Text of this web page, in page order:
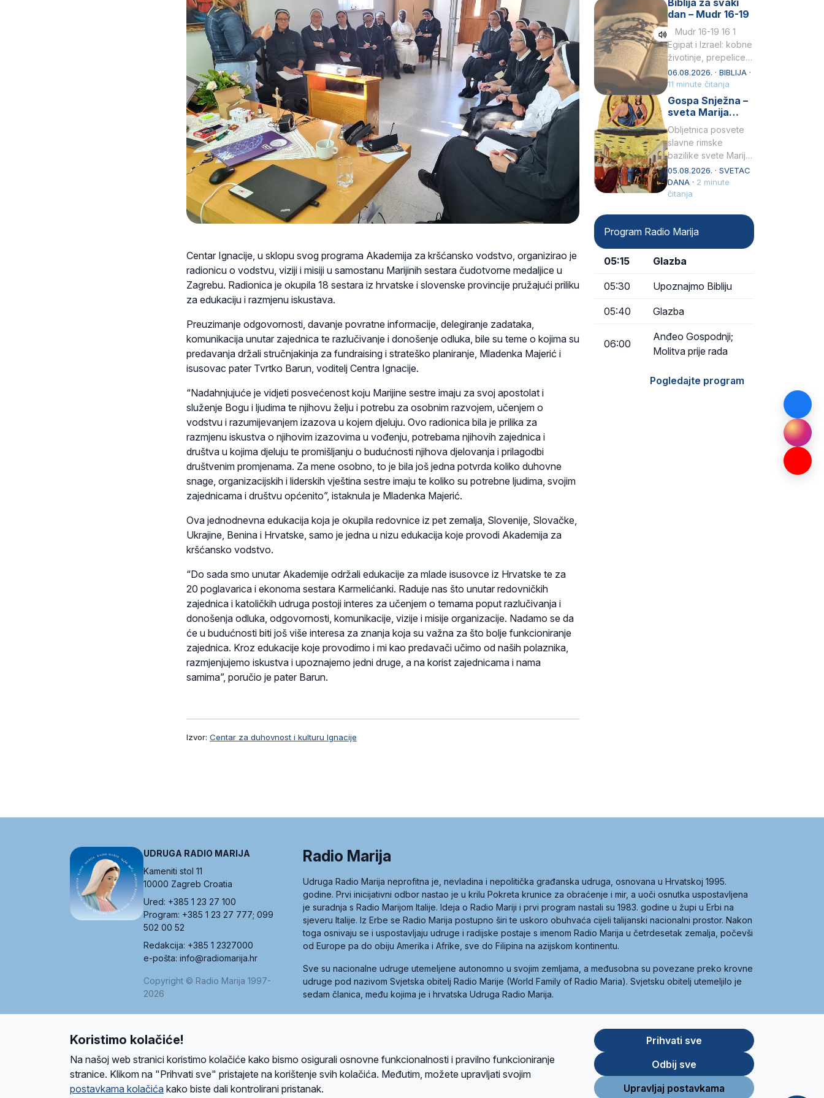
Centar Ignacije, u sklopu svog programa Akademija za kršćansko vodstvo, organizirao je
radionicu o vodstvu, viziji i misiji u samostanu Marijinih sestara čudotvorne medaljice u
Zagrebu. Radionica je okupila 18 sestara iz hrvatske i slovenske provincije pružajući priliku
za edukaciju i razmjenu iskustava.
Preuzimanje odgovornosti, davanje povratne informacije, delegiranje zadataka,
komunikacija unutar zajednica te razlučivanje i donošenje odluka, bile su teme o kojima su
predavanja držali stručnjakinja za fundraising i strateško planiranje, Mladenka Majerić i
isusovac pater Tvrtko Barun, voditelj Centra Ignacije.
“Nadahnjujuće je vidjeti posvećenost koju Marijine sestre imaju za svoj apostolat i
služenje Bogu i ljudima te njihovu želju i potrebu za osobnim razvojem, učenjem o
vodstvu i razumijevanjem izazova u kojem djeluju. Ovo radionica bila je prilika za
razmjenu iskustva o njihovim izazovima u vođenju, potrebama njihovih zajednica i
društva u kojima djeluju te promišljanju o budućnosti njihova djelovanja i prilagodbi
društvenim promjenama. Za mene osobno, to je bila još jedna potvrda koliko duhovne
snage, organizacijskih i liderskih vještina sestre imaju te koliko su potrebne ljudima, svojim
zajednicama i društvu općenito”, istaknula je Mladenka Majerić.
Ova jednodnevna edukacija koja je okupila redovnice iz pet zemalja, Slovenije, Slovačke,
Ukrajine, Benina i Hrvatske, samo je jedna u nizu edukacija koje provodi Akademija za
kršćansko vodstvo.
“Do sada smo unutar Akademije održali edukacije za mlade isusovce iz Hrvatske te za
20 poglavarica i ekonoma sestara Karmelićanki. Raduje nas što unutar redovničkih
zajednica i katoličkih udruga postoji interes za učenjem o temama poput razlučivanja i
donošenja odluka, odgovornosti, komunikacije, vizije i misije organizacije. Nadamo se da
će u budućnosti biti još više interesa za znanja koja su važna za što bolje funkcioniranje
zajednica. Kroz edukacije koje provodimo i mi kao predavači učimo od naših polaznika,
razmjenjujemo iskustva i upoznajemo jedni druge, a na korist zajednicama i nama
samima”, poručio je pater Barun.
Izvor: Centar za duhovnost i kulturu Ignacije
Petar u svojoj
drugoj…
Biblija za svaki
dan – Mudr 16-19
Mudr 16-19 16 1
Egipat i Izrael: kobne
životinje, prepelice
Zato bijahu
primjereno kažnjeni
sličnim životinjamai
mučeni mnoštvom
06.08.2026. · BIBLIJA ·
11 minute čitanja
Gospa Snježna –
sveta Marija
Velika, zaštitnica
rimske bazilike
Obljetnica posvete
slavne rimske
bazilike svete Marije
Velike (Santa Maria
Maggiore) u narodu
se slavi kao Gospa
05.08.2026. · SVETAC
DANA · 2 minute
čitanja
Program Radio Marija
05:15 Glazba
05:30 Upoznajmo Bibliju
05:40 Glazba
06:00
Anđeo Gospodnji;
Molitva prije rada
Pogledajte program
UDRUGA RADIO MARIJA
Kameniti stol 11
10000 Zagreb Croatia
Ured: +385 1 23 27 100
Program: +385 1 23 27 777; 099
502 00 52
Redakcija: +385 1 2327000
e-pošta: info@radiomarija.hr
Copyright © Radio Marija 1997-
2026
Radio Marija
Udruga Radio Marija neprofitna je, nevladina i nepolitička građanska udruga, osnovana u Hrvatskoj 1995.
godine. Prvi inicijativni odbor nastao je u krilu Pokreta krunice za obraćenje i mir, a uoči osnutka uspostavljena
je suradnja s Radio Marijom Italije. Ideja o Radio Mariji i prvi program nastali su 1983. godine u župi u Erbi na
sjeveru Italije. Iz Erbe se Radio Marija postupno širi te uskoro obuhvaća cijeli talijanski nacionalni prostor. Nakon
toga osnivaju se i uspostavljaju udruge i radijske postaje s imenom Radio Marija u četrdesetak zemalja, počevši
od Europe pa do obiju Amerika i Afrike, sve do Filipina na azijskom kontinentu.
Sve su nacionalne udruge utemeljene autonomno u svojim zemljama, a međusobna su povezane preko krovne
udruge pod nazivom Svjetska obitelj Radio Marije (World Family of Radio Maria). Svjetsku obitelj utemeljilo je
sedam članica, među kojima je i hrvatska Udruga Radio Marija.
Ova stranica je zaštićena Google reCAPTCHA sustavom Store
Koristimo kolačiće!
Na našoj web stranici koristimo kolačiće kako bismo osigurali osnovne funkcionalnosti i pravilno funkcioniranje
stranice. Klikom na "Prihvati sve" pristajete na korištenje svih kolačića. Međutim, možete upravljati svojim
postavkama kolačića kako biste dali kontrolirani pristanak.
Prihvati sve
Odbij sve
Upravljaj postavkama